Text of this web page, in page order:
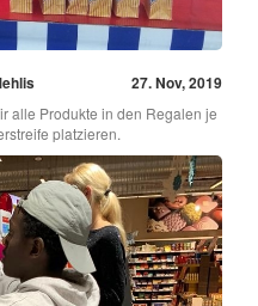
27. Nov, 2019
alle Produkte in den Regalen je
platzieren.